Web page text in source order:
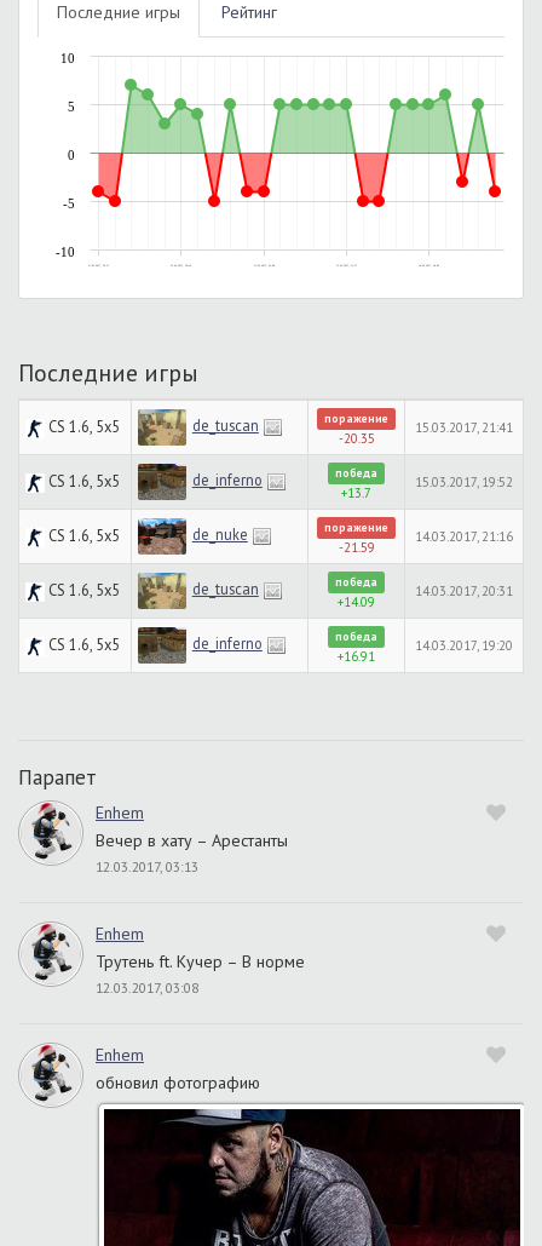
Последние игры Рейтинг
11.03.2017, 22:13 12.03.2017, 16:42 13.03.2017, 01:06 13.03.2017, 21:17 14.03.2017, 20:05
-10
-5
0
5
10
Последние игры
CS 1.6, 5x5 de_tuscan поражение
-20.35
15.03.2017, 21:41
CS 1.6, 5x5 de_inferno победа
+13.7
15.03.2017, 19:52
CS 1.6, 5x5 de_nuke поражение
-21.59
14.03.2017, 21:16
CS 1.6, 5x5 de_tuscan победа
+14.09
14.03.2017, 20:31
CS 1.6, 5x5 de_inferno победа
+16.91
14.03.2017, 19:20
Парапет
Enhem
Вечер в хату – Арестанты
12.03.2017, 03:13
Enhem
Трутень ft. Кучер – В норме
12.03.2017, 03:08
Enhem
обновил фотографию